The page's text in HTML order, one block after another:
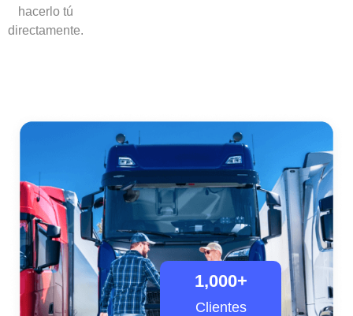
hacerlo tú
directamente.
Clientes
1,000+